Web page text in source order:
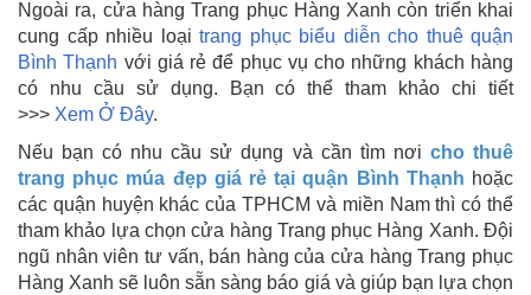
Ngoài ra, cửa hàng Trang phục Hàng Xanh còn triển khai
cung cấp nhiều loại trang phục biểu diễn cho thuê quận
Bình Thạnh với giá rẻ để phục vụ cho những khách hàng
có nhu cầu sử dụng.
Bạn có thể tham khảo chi tiết
>>> Xem Ở Đây.
Nếu bạn có nhu cầu sử dụng và cần tìm nơi cho thuê
trang phục múa đẹp giá rẻ tại quận Bình Thạnh hoặc
các quận huyện khác của TPHCM và miền Nam thì có thể
tham khảo lựa chọn cửa hàng Trang phục Hàng Xanh. Đội
ngũ nhân viên tư vấn, bán hàng của cửa hàng Trang phục
Hàng Xanh sẽ luôn sẵn sàng báo giá và giúp bạn lựa chọn